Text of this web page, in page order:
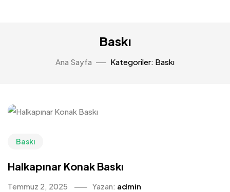
Baskı
Ana Sayfa Kategoriler: Baskı
Baskı
Halkapınar Konak Baskı
Temmuz 2, 2025 Yazan: admin